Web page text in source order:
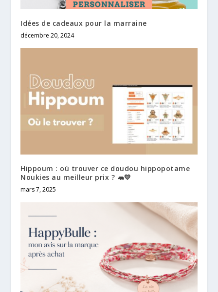
Idées de cadeaux pour la marraine
décembre 20, 2024
Hippoum : où trouver ce doudou hippopotame
Noukies au meilleur prix ? 🦛💛
mars 7, 2025